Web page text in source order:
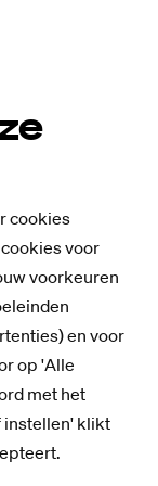
cookies
voor
voorkeuren
en voor
op 'Alle
met het
instellen' klikt